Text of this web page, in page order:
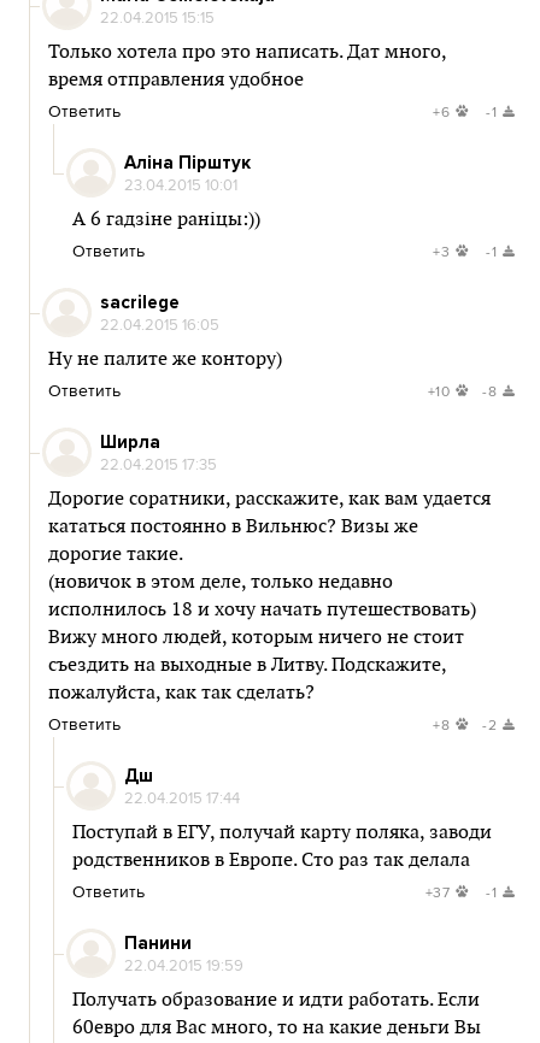
22.04.2015 15:15
Только хотела про это написать. Дат много,
время отправления удобное
Ответить +6 -1
Аліна Пірштук
23.04.2015 10:01
А 6 гадзіне раніцы:))
Ответить +3 -1
sacrilege
22.04.2015 16:05
Ну не палите же контору)
Ответить +10 -8
Ширла
22.04.2015 17:35
Дорогие соратники, расскажите, как вам удается
кататься постоянно в Вильнюс? Визы же
дорогие такие.
(новичок в этом деле, только недавно
исполнилось 18 и хочу начать путешествовать)
Вижу много людей, которым ничего не стоит
съездить на выходные в Литву. Подскажите,
пожалуйста, как так сделать?
Ответить +8 -2
Дш
22.04.2015 17:44
Поступай в ЕГУ, получай карту поляка, заводи
родственников в Европе. Сто раз так делала
Ответить +37 -1
Панини
22.04.2015 19:59
Получать образование и идти работать. Если
60евро для Вас много, то на какие деньги Вы